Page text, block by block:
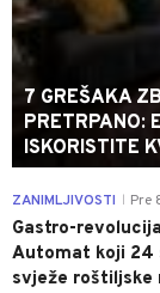
7 GREŠAKA
PRETRPANO:
ISKORISTITE
ZANIMLJIVOSTI Pre
Gastro-
Automat koji 24
svježe roštiljske